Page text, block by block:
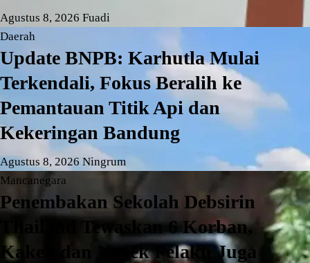
Agustus 8, 2026 Fuadi
Daerah
Update BNPB: Karhutla Mulai
Terkendali, Fokus Beralih ke
Pemantauan Titik Api dan
Kekeringan Bandung
Agustus 8, 2026 Ningrum
Mancanegara
Penembakan Sekolah Debsirin
Thailand Tewaskan 6 Korban,
Kakek dan Nenek Pelaku Juga